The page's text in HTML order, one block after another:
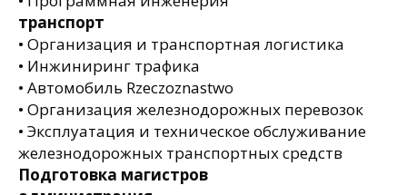
транспорт
• Организация и транспортная логистика
• Инжиниринг трафика
• Автомобиль Rzeczoznastwo
• Организация железнодорожных перевозок
• Эксплуатация и техническое обслуживание
железнодорожных транспортных средств
Подготовка магистров